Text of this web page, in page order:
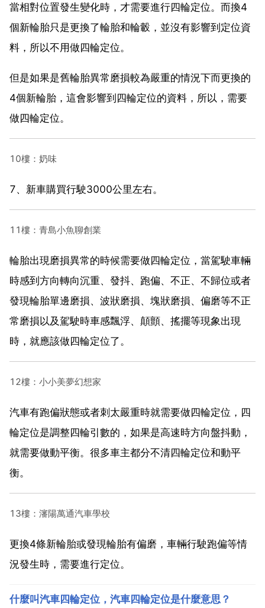
當相對位置發生變化時，才需要進行四輪定位。而換4
個新輪胎只是更換了輪胎和輪轂，並沒有影響到定位資
料，所以不用做四輪定位。
但是如果是舊輪胎異常磨損較為嚴重的情況下而更換的
4個新輪胎，這會影響到四輪定位的資料，所以，需要
做四輪定位。
10樓：奶味
7、新車購買行駛3000公里左右。
11樓：青島小魚聊創業
輪胎出現磨損異常的時候需要做四輪定位，當駕駛車輛
時感到方向轉向沉重、發抖、跑偏、不正、不歸位或者
發現輪胎單邊磨損、波狀磨損、塊狀磨損、偏磨等不正
常磨損以及駕駛時車感飄浮、顛顫、搖擺等現象出現
時，就應該做四輪定位了。
12樓：小小美夢幻想家
汽車有跑偏狀態或者刺太嚴重時就需要做四輪定位，四
輪定位是調整四輪引數的，如果是高速時方向盤抖動，
就需要做動平衡。很多車主都分不清四輪定位和動平
衡。
13樓：瀋陽萬通汽車學校
更換4條新輪胎或發現輪胎有偏磨，車輛行駛跑偏等情
況發生時，需要進行定位。
什麼叫汽車四輪定位，汽車四輪定位是什麼意思？